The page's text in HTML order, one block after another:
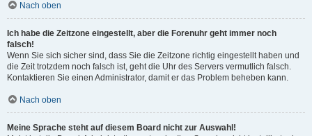
Nach oben
Ich habe die Zeitzone eingestellt, aber die Forenuhr geht immer noch
falsch!
Wenn Sie sich sicher sind, dass Sie die Zeitzone richtig eingestellt haben und
die Zeit trotzdem noch falsch ist, geht die Uhr des Servers vermutlich falsch.
Kontaktieren Sie einen Administrator, damit er das Problem beheben kann.
Nach oben
Meine Sprache steht auf diesem Board nicht zur Auswahl!